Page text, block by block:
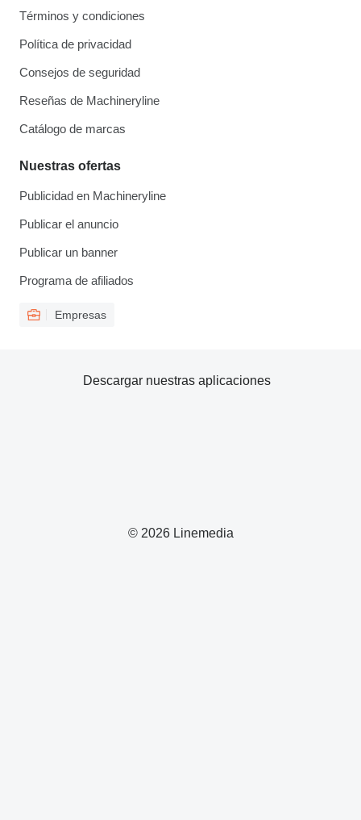
Términos y condiciones
Política de privacidad
Consejos de seguridad
Reseñas de Machineryline
Catálogo de marcas
Nuestras ofertas
Publicidad en Machineryline
Publicar el anuncio
Publicar un banner
Programa de afiliados
Empresas
© 2026 Linemedia
Descargar nuestras aplicaciones